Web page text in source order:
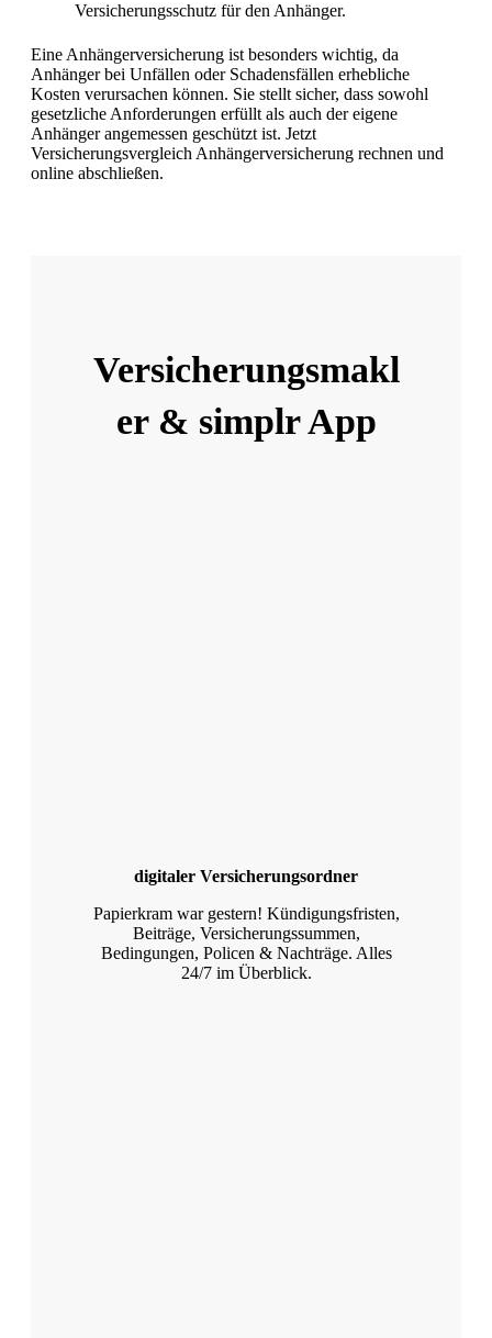
Versicherungsschutz für den Anhänger.
Eine Anhängerversicherung ist besonders wichtig, da
Anhänger bei Unfällen oder Schadensfällen erhebliche
Kosten verursachen können. Sie stellt sicher, dass sowohl
gesetzliche Anforderungen erfüllt als auch der eigene
Anhänger angemessen geschützt ist. Jetzt
Versicherungsvergleich Anhängerversicherung rechnen und
online abschließen.
Versicherungsmakl
er & simplr App
digitaler Versicherungsordner
Papierkram war gestern! Kündigungsfristen,
Beiträge, Versicherungssummen,
Bedingungen, Policen & Nachträge. Alles
24/7 im Überblick.